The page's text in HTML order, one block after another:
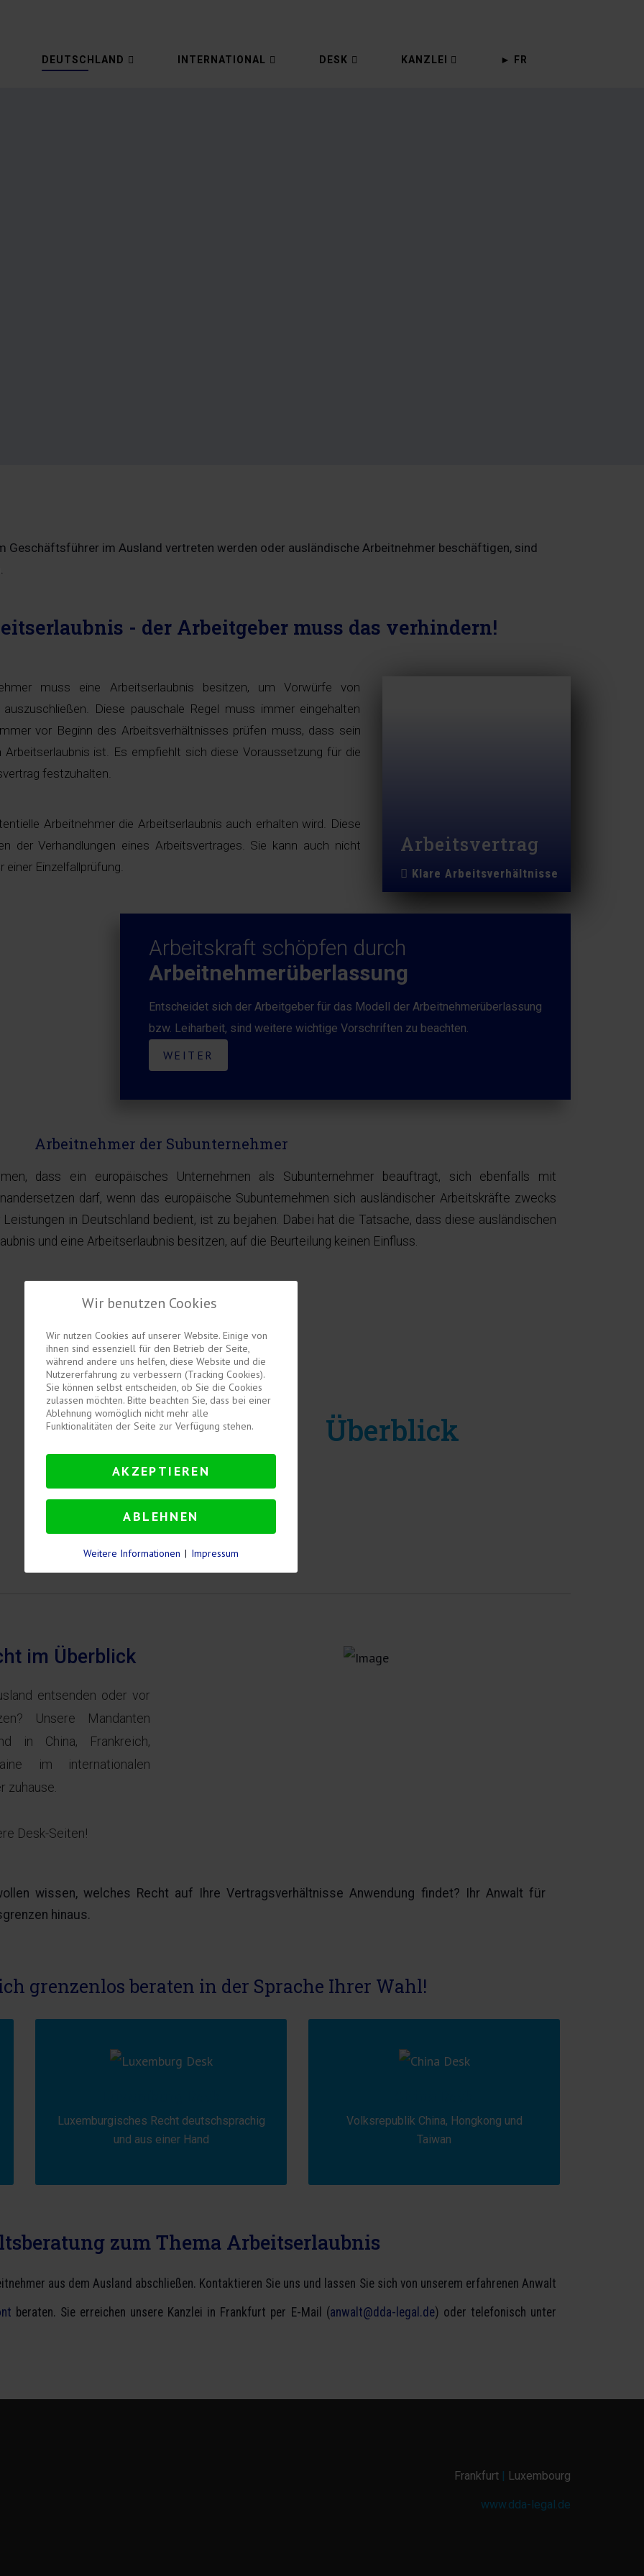
DEUTSCHLAND INTERNATIONAL DESK KANZLEI ► FR
Geschäftsführer im Ausland vertreten werden oder ausländische Arbeitnehmer beschäftigen, sind
- der Arbeitgeber muss das verhindern!
muss eine Arbeitserlaubnis besitzen, um Vorwürfe von
Diese pauschale Regel muss immer eingehalten
vor Beginn des Arbeitsverhältnisses prüfen muss, dass sein
ist. Es empfiehlt sich diese Voraussetzung für die
festzuhalten.
Arbeitnehmer die Arbeitserlaubnis auch erhalten wird. Diese
der Verhandlungen eines Arbeitsvertrages. Sie kann auch nicht
Einzelfallprüfung.
Arbeitsvertrag
Klare Arbeitsverhältnisse
Arbeitskraft schöpfen durch
Arbeitnehmerüberlassung
Entscheidet sich der Arbeitgeber für das Modell der Arbeitnehmerüberlassung
bzw. Leiharbeit, sind weitere wichtige Vorschriften zu beachten.
WEITER
Arbeitnehmer der Subunternehmer
dass ein europäisches Unternehmen als Subunternehmer beauftragt, sich ebenfalls mit
darf, wenn das europäische Subunternehmen sich ausländischer Arbeitskräfte zwecks
Leistungen in Deutschland bedient, ist zu bejahen. Dabei hat die Tatsache, dass diese ausländischen
und eine Arbeitserlaubnis besitzen, auf die Beurteilung keinen Einfluss.
auch imAusland Überblick
im Überblick
entsenden oder vor
Unsere Mandanten
in China, Frankreich,
im internationalen
zuhause.
Desk-Seiten!
wissen, welches Recht auf Ihre Vertragsverhältnisse Anwendung findet? Ihr Anwalt für
hinaus.
grenzenlos beraten in der Sprache Ihrer Wahl!
Luxemburgisches Recht deutschsprachig
und aus einer Hand
Volksrepublik China, Hongkong und
Taiwan
zum Thema Arbeitserlaubnis
aus dem Ausland abschließen. Kontaktieren Sie uns und lassen Sie sich von unserem erfahrenen Anwalt
beraten. Sie erreichen unsere Kanzlei in Frankfurt per E-Mail (anwalt@dda-legal.de) oder telefonisch unter
Frankfurt | Luxembourg
www.dda-legal.de
Wir benutzen Cookies
Wir nutzen Cookies auf unserer Website. Einige von
ihnen sind essenziell für den Betrieb der Seite,
während andere uns helfen, diese Website und die
Nutzererfahrung zu verbessern (Tracking Cookies).
Sie können selbst entscheiden, ob Sie die Cookies
zulassen möchten. Bitte beachten Sie, dass bei einer
Ablehnung womöglich nicht mehr alle
Funktionalitäten der Seite zur Verfügung stehen.
AKZEPTIEREN
ABLEHNEN
Weitere Informationen | Impressum